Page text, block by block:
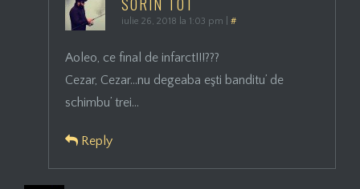
iulie 26, 2018 la 1:03 pm #
Aoleo, ce final de infarct!!!???
Cezar, Cezar…nu degeaba eşti banditu’ de
schimbu’ trei…
Reply